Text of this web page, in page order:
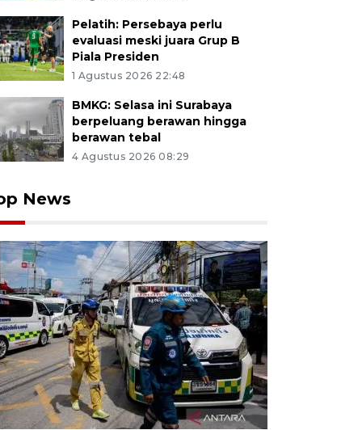
memperbaiki kapal di area kolam labuh Pelabuhan
Trenggalek, Jawa Timur, Senin (15/6/2026). Nelayan
waktu untuk memperbaiki kapal atau
tidak menentu menyusul peringatan BMKG
laut setinggi 1,252,5 meter (gelombang
yang dapat meningkatkan risiko keselamatan
ikan. ANTARA Jatim/Destyan Sujarwoko/mas.
Pelatih: Persebaya perlu
evaluasi meski juara Grup B
Piala Presiden
1 Agustus 2026 22:48
BMKG: Selasa ini Surabaya
berpeluang berawan hingga
berawan tebal
4 Agustus 2026 08:29
News